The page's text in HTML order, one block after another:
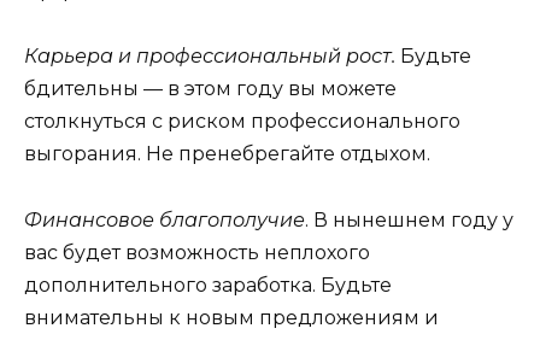
Карьера и профессиональный рост. Будьте
бдительны — в этом году вы можете
столкнуться с риском профессионального
выгорания. Не пренебрегайте отдыхом.
Финансовое благополучие. В нынешнем году у
вас будет возможность неплохого
дополнительного заработка. Будьте
внимательны к новым предложениям и